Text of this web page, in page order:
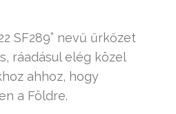
SF289” nevű űrkőzet
ráadásul elég közel
ahhoz, hogy
a Földre.